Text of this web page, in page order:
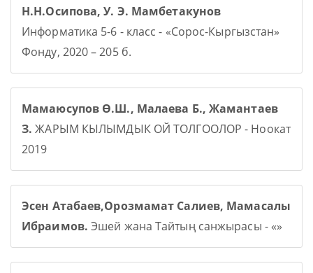
Н.Н.Осипова, У. Э. Мамбетакунов
Информатика 5-6 - класс - «Сорос-Кыргызстан»
Фонду, 2020 – 205 б.
Мамаюсупов Ө.Ш., Малаева Б., Жамантаев
З. ЖАРЫМ КЫЛЫМДЫК ОЙ ТОЛГООЛОР - Ноокат
2019
Эсен Атабаев,Орозмамат Салиев, Мамасалы
Ибраимов. Эшей жана Тайтың санжырасы - «»